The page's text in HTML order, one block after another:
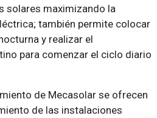
solares maximizando la
también permite colocar
y realizar el
para comenzar el ciclo diario
de Mecasolar se ofrecen
de las instalaciones